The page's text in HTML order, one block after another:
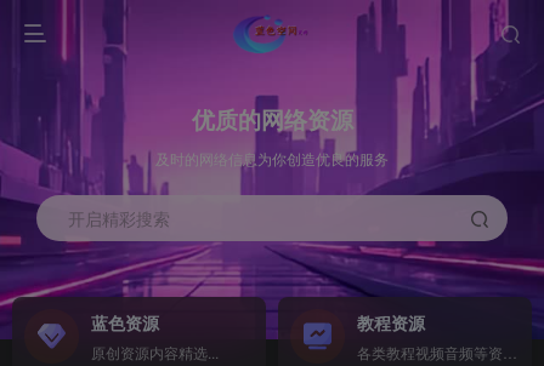
优质的网络资源
及时的网络信息为你创造优良的服务
开启精彩搜索
蓝色资源
原创资源内容精选...
教程资源